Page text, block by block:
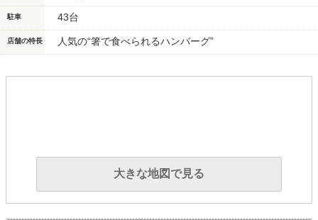
駐車 43台
店舗の特長 人気の“箸で食べられるハンバーグ”
大きな地図で見る